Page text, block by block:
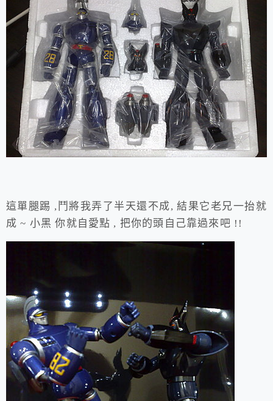
這單腿踢 ,鬥將我弄了半天還不成, 結果它老兄一抬就
成 ~ 小黑 你就自愛點 , 把你的頭自己靠過來吧 !!